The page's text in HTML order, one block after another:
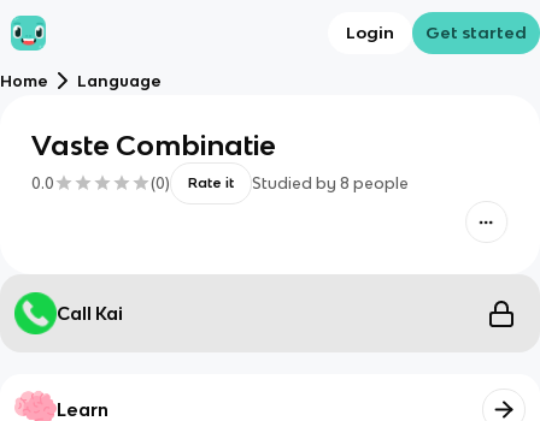
Login Get started
Home Language
Vaste Combinatie
0.0 (0) Rate it Studied by 8 people
Call Kai
Learn